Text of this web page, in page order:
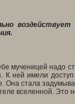
воздействует
мученицей надо
ней имели
стала
вселенной. Это